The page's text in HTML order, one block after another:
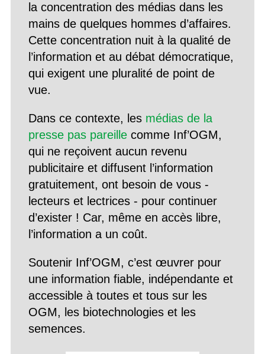
la concentration des médias dans les
mains de quelques hommes d’affaires.
Cette concentration nuit à la qualité de
l’information et au débat démocratique,
qui exigent une pluralité de point de
vue.
Dans ce contexte, les médias de la
presse pas pareillecomme Inf’OGM,
qui ne reçoivent aucun revenu
publicitaire et diffusent l’information
gratuitement, ont besoin de vous -
lecteurs et lectrices - pour continuer
d’exister ! Car, même en accès libre,
l’information a un coût.
Soutenir Inf’OGM, c’est œuvrer pour
une information fiable, indépendante et
accessible à toutes et tous sur les
OGM, les biotechnologies et les
semences.